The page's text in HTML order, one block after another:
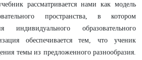
рассматривается нами как модель
пространства, в котором
индивидуального образовательного
обеспечивается тем, что ученик
темы из предложенного разнообразия.